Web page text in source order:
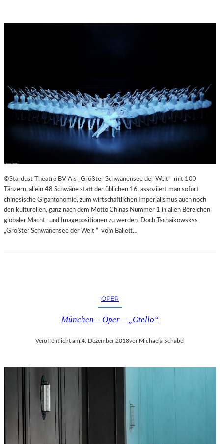
©Stardust Theatre BV Als „Größter Schwanensee der Welt“ mit 100
Tänzern, allein 48 Schwäne statt der üblichen 16, assoziiert man sofort
chinesische Gigantonomie, zum wirtschaftlichen Imperialismus auch noch
den kulturellen, ganz nach dem Motto Chinas Nummer 1 in allen Bereichen
globaler Macht- und Imagepositionen zu werden. Doch Tschaikowskys
„Größter Schwanensee der Welt “ vom Ballett…
OPER
München – Oper – „Otello“
Veröffentlicht am:4. Dezember 2018von Michaela Schabel